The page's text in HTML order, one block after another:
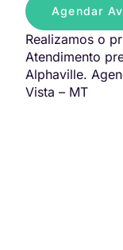
Agendar
Realizamos o
Atendimento
Alphaville.
Vista – MT